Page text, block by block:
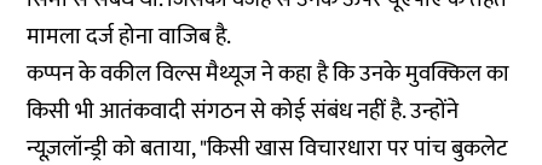
मामला दर्ज होना वाजिब है.
कप्पन के वकील विल्स मैथ्यूज ने कहा है कि उनके मुवक्किल का
किसी भी आतंकवादी संगठन से कोई संबंध नहीं है. उन्होंने
न्यूज़लॉन्ड्री को बताया, "किसी खास विचारधारा पर पांच बुकलेट